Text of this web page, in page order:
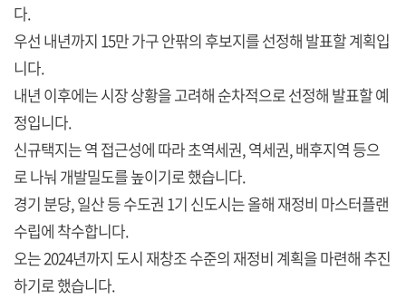
다.
우선 내년까지 15만 가구 안팎의 후보지를 선정해 발표할 계획입
니다.
내년 이후에는 시장 상황을 고려해 순차적으로 선정해 발표할 예
정입니다.
신규택지는 역 접근성에 따라 초역세권, 역세권, 배후지역 등으
로 나눠 개발밀도를 높이기로 했습니다.
경기 분당, 일산 등 수도권 1기 신도시는 올해 재정비 마스터플랜
수립에 착수합니다.
오는 2024년까지 도시 재창조 수준의 재정비 계획을 마련해 추진
하기로 했습니다.